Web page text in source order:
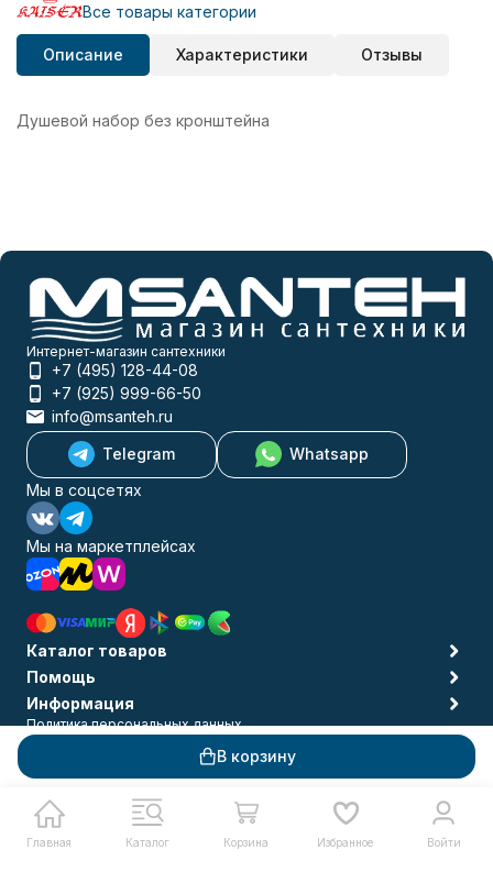
В корзину
Все товары категории
Описание Характеристики Отзывы
Душевой набор без кронштейна
Главная Каталог Корзина Избранное Войти
Интернет-магазин сантехники
+7 (495) 128-44-08
+7 (925) 999-66-50
info@msanteh.ru
Telegram
Whatsapp
Мы в соцсетях
Мы на маркетплейсах
Каталог товаров
Помощь
Информация
Политика персональных данных
© 2009-2026 MSANTEH